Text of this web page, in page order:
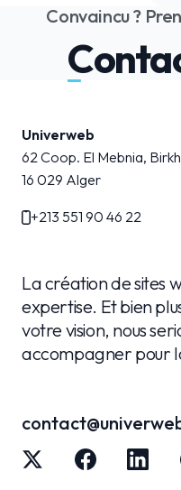
Convaincu ?
Univerweb
62 Coop. El Mebnia,
16 029 Alger
+213 551 90 46 22
La création de sites
expertise. Et bien
votre vision, nous
accompagner pour